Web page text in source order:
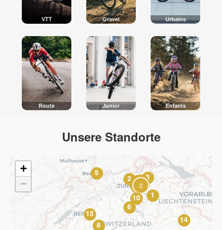
VTT Gravel Urbains
Route Junior Enfants
Unsere Standorte
15
14
10
8
6
5 3
2
1
2
+
−